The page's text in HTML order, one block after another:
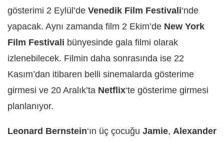
gösterimi 2 Eylül’de Venedik Film Festivali‘nde
yapacak. Aynı zamanda film 2 Ekim’de New York
Film Festivali bünyesinde gala filmi olarak
izlenebilecek. Filmin daha sonrasında ise 22
Kasım’dan itibaren belli sinemalarda gösterime
girmesi ve 20 Aralık’ta Netflix‘te gösterime girmesi
planlanıyor.
Leonard Bernstein‘ın üç çocuğu Jamie, Alexander